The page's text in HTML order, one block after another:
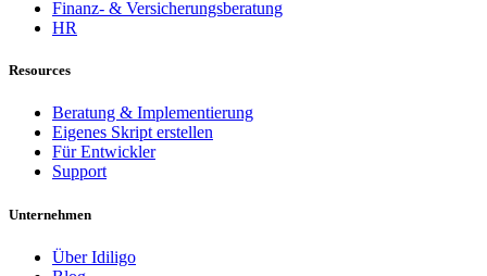
Finanz- & Versicherungsberatung
HR
Resources
Beratung & Implementierung
Eigenes Skript erstellen
Für Entwickler
Support
Unternehmen
Über Idiligo